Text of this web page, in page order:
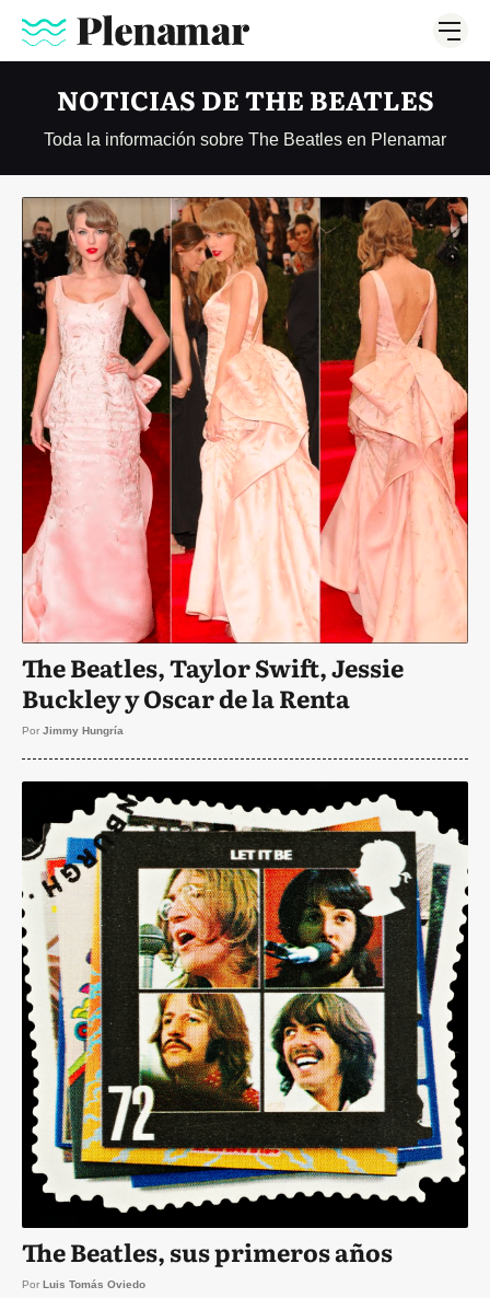
NOTICIAS DE THE BEATLES
Toda la información sobre The Beatles en Plenamar
The Beatles, Taylor Swift, Jessie
Buckley y Oscar de la Renta
Por Jimmy Hungría
The Beatles, sus primeros años
Por Luis Tomás Oviedo